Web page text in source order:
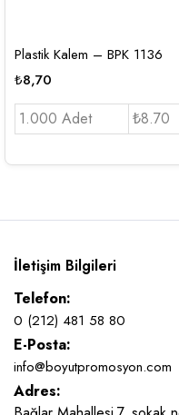
Plastik Kalem – BPK 1136
₺8,70
1.000 Adet ₺8.70
İletişim Bilgileri
Telefon:
0 (212) 481 58 80
E-Posta:
info@boyutpromosyon.com
Adres: